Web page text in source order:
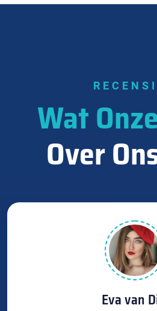
Wat
Over
Eva van